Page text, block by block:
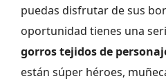
puedas disfrutar de sus
oportunidad tienes una
gorros tejidos de
están súper héroes,